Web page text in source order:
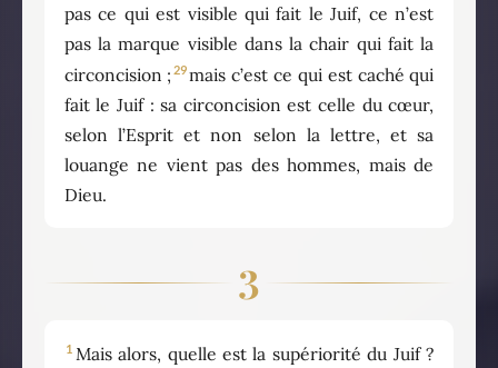
pas ce qui est visible qui fait le Juif, ce n’est
pas la marque visible dans la chair qui fait la
circoncision ; 29mais c’est ce qui est caché qui
fait le Juif : sa circoncision est celle du cœur,
selon l’Esprit et non selon la lettre, et sa
louange ne vient pas des hommes, mais de
Dieu.
3
1 Mais alors, quelle est la supériorité du Juif ?